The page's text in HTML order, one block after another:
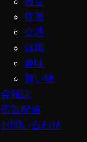
住居
交通
就職
趣味
買い物
会報誌
広告配信
お問い合わせ